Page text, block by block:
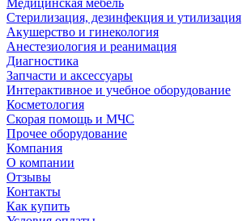
Медицинская мебель
Стерилизация, дезинфекция и утилизация
Акушерство и гинекология
Анестезиология и реанимация
Диагностика
Запчасти и аксессуары
Интерактивное и учебное оборудование
Косметология
Скорая помощь и МЧС
Прочее оборудование
Компания
О компании
Отзывы
Контакты
Как купить